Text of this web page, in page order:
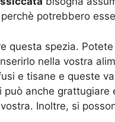
potrebbero
questa spezia.
nella vostra
e tisane e queste
anche
Inoltre, si